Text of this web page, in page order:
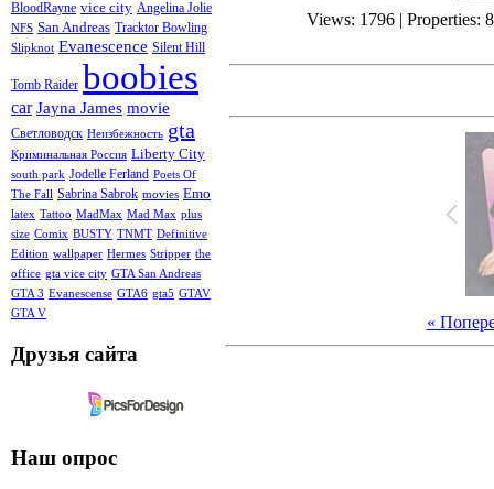
BloodRayne vice city Angelina Jolie
NFS San Andreas Tracktor Bowling
Slipknot Evanescence Silent Hill
Tomb Raider boobies
car Jayna James movie
Светловодск Неизбежность gta
Криминальная Россия Liberty City
south park Jodelle Ferland Poets Of
The Fall Sabrina Sabrok movies Emo
latex Tattoo MadMax Mad Max plus
size Comix BUSTY TNMT Definitive
Edition wallpaper Hermes Stripper the
office gta vice city GTA San Andreas
GTA 3 Evanescense GTA6 gta5 GTAV
GTA V
Друзья сайта
Наш опрос
Views: 1796 | Properties:
«